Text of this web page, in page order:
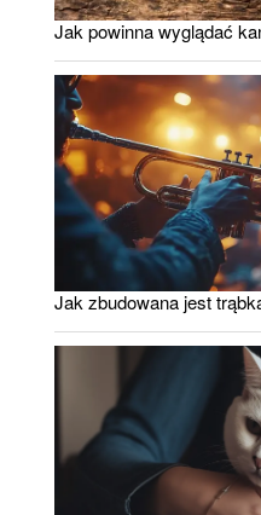
Jak powinna wyglądać
Jak zbudowana jest